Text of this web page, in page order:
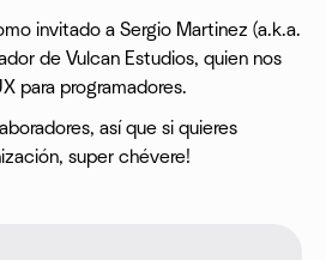
invitado a Sergio Martinez (a.k.a.
de Vulcan Estudios, quien nos
para programadores.
así que si quieres
super chévere!